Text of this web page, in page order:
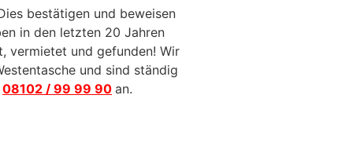
bestätigen und beweisen
in den letzten 20 Jahren
vermietet und gefunden! Wir
und sind ständig
08102 / 99 99 90 an.